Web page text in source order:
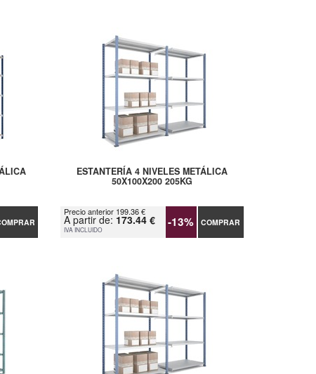
ESTANTERÍA 4 NIVELES METÁLICA
50X100X200 205KG
Precio anterior 199.36 €
A partir de: 173.44 €
IVA INCLUIDO -13% COMPRAR